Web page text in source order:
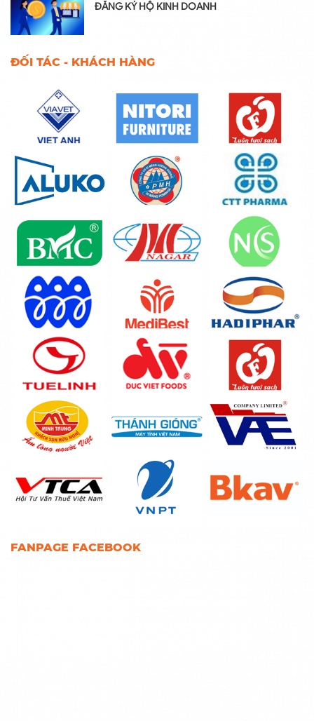
ĐĂNG KÝ HỘ KINH DOANH
ĐỐI TÁC - KHÁCH HÀNG
FANPAGE FACEBOOK